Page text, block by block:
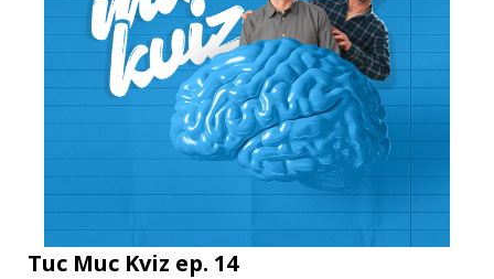
Tuc Muc Kviz ep. 14